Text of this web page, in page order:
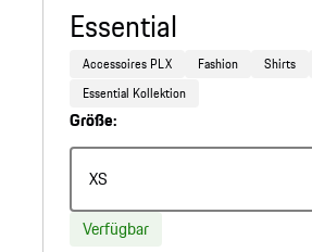
Essential
Accessoires PLX Fashion Shirts
Essential Kollektion
Größe:
XS
Verfügbar